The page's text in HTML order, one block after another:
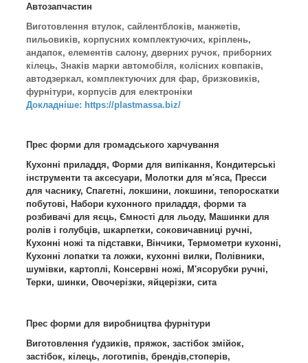
Автозапчастин
Виготовлення втулок, сайлентблоків, манжетів,
пильовиків, корпусних комплектуючих, кріплень,
андапок, елементів салону, дверних ручок, приборних
кілець, Знаків марки автомобіля, колісних ковпаків,
автодзеркал, комплектуючих для фар, бризковиків,
фурнітури, корпусів для електроніки
Докладніше: https://plastmassa.biz/
Прес форми для громадського харчування
Кухонні приладдя, Форми для випікання, Кондитерські
інструменти та аксесуари, Молотки для м'яса, Пресси
для часнику, Спагетні, локшини, локшини, тепороскатки
побутові, Набори кухонного приладдя, форми та
розбивачі для яєць, Ємності для льоду, Машинки для
ролів і голубців, шкарпетки, соковичавниці ручні,
Кухонні ножі та підставки, Вінчики, Термометри кухонні,
Кухонні лопатки та ложки, кухонні вилки, Полівники,
шумівки, картоплі, Консервні ножі, М'ясорубки ручні,
Терки, шинки, Овочерізки, яйцерізки, сита
Прес форми для виробництва фурнітури
Виготовлення ґудзиків, пряжок, застібок змійок,
застібок, кілець, логотипів, брендів,стоперів,